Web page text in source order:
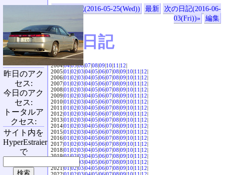
«前の日記(2016-05-25(Wed)) 最新
次の日記(2016-06-
03(Fri))»
編集
SVX日記
2004|04|05|06|07|08|09|10|11|12|
2005|01|02|03|04|05|06|07|08|09|10|11|12|
2006|01|02|03|04|05|06|07|08|09|10|11|12|
2007|01|02|03|04|05|06|07|08|09|10|11|12|
2008|01|02|03|04|05|06|07|08|09|10|11|12|
2009|01|02|03|04|05|06|07|08|09|10|11|12|
2010|01|02|03|04|05|06|07|08|09|10|11|12|
2011|01|02|03|04|05|06|07|08|09|10|11|12|
2012|01|02|03|04|05|06|07|08|09|10|11|12|
2013|01|02|03|04|05|06|07|08|09|10|11|12|
2014|01|02|03|04|05|06|07|08|09|10|11|12|
2015|01|02|03|04|05|06|07|08|09|10|11|12|
2016|01|02|03|04|05|06|07|08|09|10|11|12|
2017|01|02|03|04|05|06|07|08|09|10|11|12|
2018|01|02|03|04|05|06|07|08|09|10|11|12|
2019|01|02|03|04|05|06|07|08|09|10|11|12|
03|04|05|06|07|08|09|10|11|12|
2021|01|02|03|04|05|06|07|08|09|10|11|12|
昨日のアク
セス:
今日のアク
セス:
トータルア
クセス:
サイト内を
HyperEstraier
で